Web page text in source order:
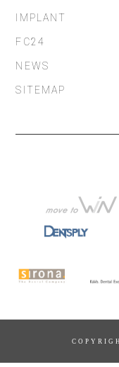
IMPLANT
FC24
NEWS
SITEMAP